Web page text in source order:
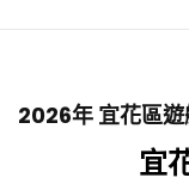
2026年 宜花區
宜